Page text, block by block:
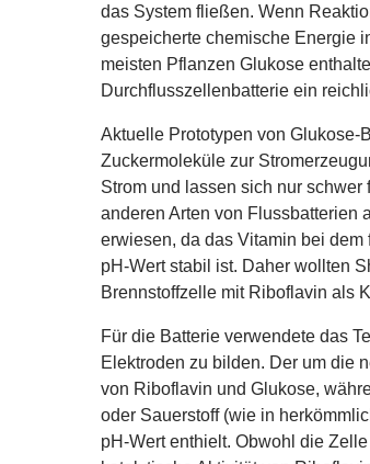
das System fließen. Wenn
gespeicherte chemische Energie
meisten Pflanzen Glukose
Durchflusszellenbatterie ein
Aktuelle Prototypen von Glukose-
Zuckermoleküle zur
Strom und lassen sich nur
anderen Arten von Flussbatterien
erwiesen, da das Vitamin bei
pH-Wert stabil ist. Daher wollten
Brennstoffzelle mit Riboflavin als
Für die Batterie verwendete das
Elektroden zu bilden. Der um die
von Riboflavin und Glukose,
oder Sauerstoff (wie in
pH-Wert enthielt. Obwohl die